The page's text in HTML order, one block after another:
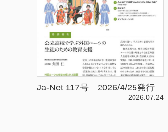
Ja-Net 117号 2026/4/25発行
2026.07.24